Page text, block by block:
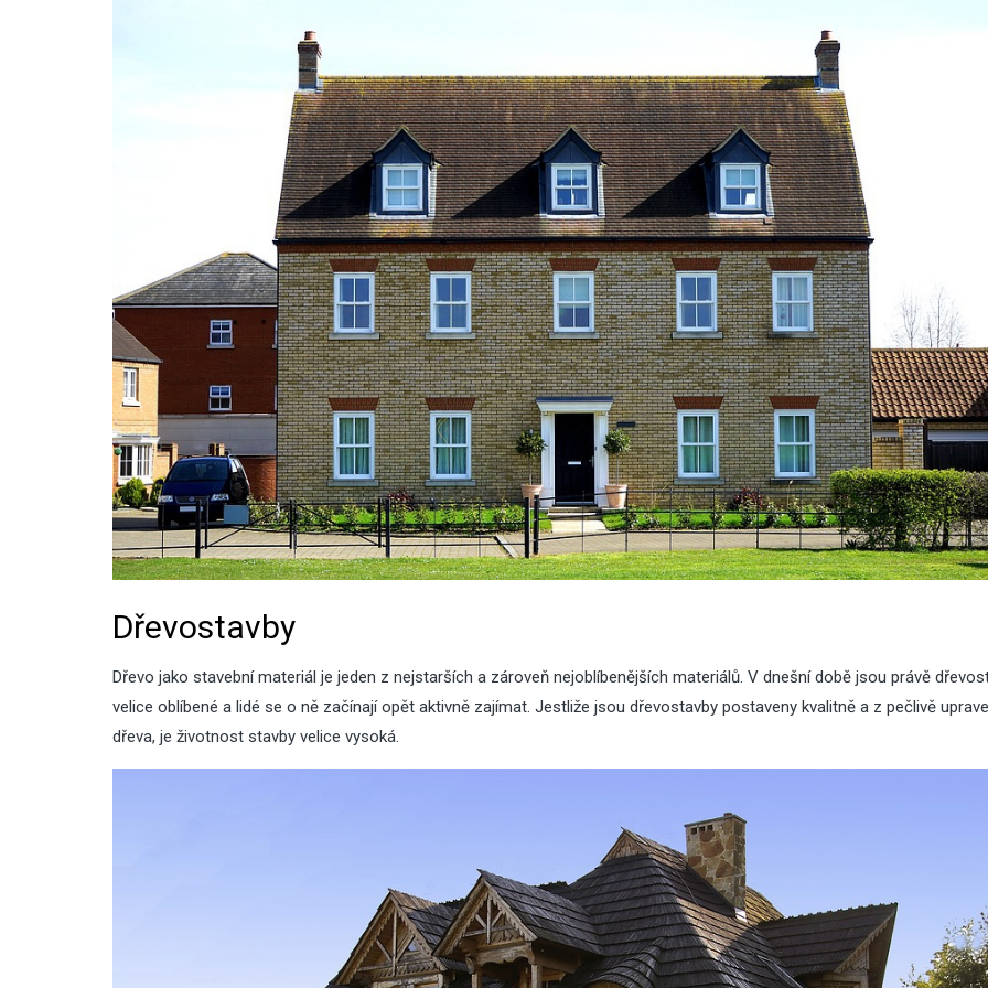
Dřevostavby
Dřevo jako stavební materiál je jeden z nejstarších a zároveň nejoblíbenějších materiálů. V dnešní době jsou právě
velice oblíbené a lidé se o ně začínají opět aktivně zajímat. Jestliže jsou dřevostavby postaveny kvalitně a z pečlivě
dřeva, je životnost stavby velice vysoká.
střechy
Lis
2025
10
Jaká světla se hodí do
kuchyně: Praktické tipy a
doporučení
Čvc
2026
Nenáročné
rostliny – 8 tipů,
vydrží
Pro
2025
30
Sirup z rýmovníku
Kvě
2026
02
Nová zelená
2026: jaké
parametry oken
dotace